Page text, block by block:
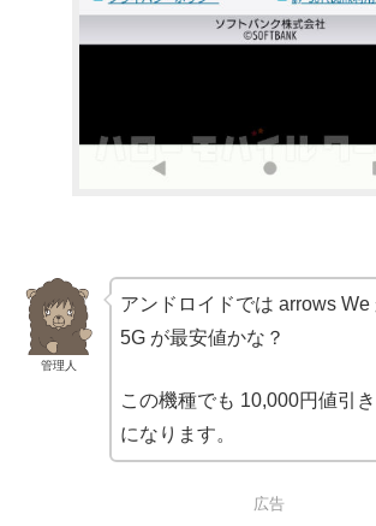
管理人
アンドロイドでは arrows We
5G が最安値かな？
この機種でも 10,000円値引
になります。
広告